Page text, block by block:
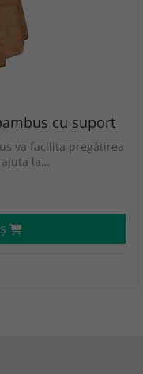
cu suport
va facilita pregătirea
ajuta la…